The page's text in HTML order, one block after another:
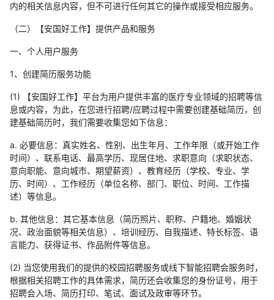
内的相关信息内容，但不可进行任何其它的操作或接受相应服务。
（二）【安国好工作】提供产品和服务
一、个人用户服务
1、创建简历服务功能
(1) 【安国好工作】平台为用户提供丰富的医疗专业领域的招聘等信
息或内容，为此，在您进行招聘/应聘过程中需要创建基础简历，创
建基础简历时，我们需要收集您如下信息：
a. 必要信息：真实姓名、性别、出生年月、工作年限（或开始工作
时间）、联系电话、最高学历、现居住地、求职意向（求职状态、
意向职能、意向城市、期望薪资）、教育经历（学校、专业、学
历、时间）、工作经历（单位名称、部门、职位、时间、工作描
述）等信息。
b. 其他信息：其它基本信息（简历照片、职称、户籍地、婚姻状
况、政治面貌等相关信息）、培训经历、自我描述、特长标签、语
言能力、获得证书、作品附件等信息。
(2) 当您使用我们的提供的校园招聘服务或线下智能招聘会服务时，
根据相关招聘工作的具体需求，简历还会收集您的身份证号，用于
招聘会入场、简历打印、笔试、面试及政审等环节。